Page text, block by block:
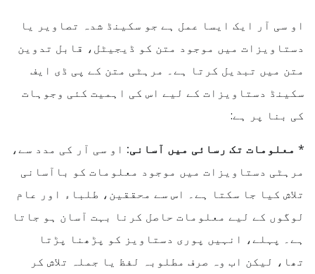
او سی آر ایک ایسا عمل ہے جو سکینڈ شدہ تصاویر یا
دستاویزات میں موجود متن کو ڈیجیٹل، قابل تدوین
متن میں تبدیل کرتا ہے۔ مرہٹی متن کے پی ڈی ایف
سکینڈ دستاویزات کے لیے اس کی اہمیت کئی وجوہات
کی بنا پر ہے:
* معلومات تک رسائی میں آسانی: او سی آر کی مدد سے،
مرہٹی دستاویزات میں موجود معلومات کو باآسانی
تلاش کیا جا سکتا ہے۔ اس سے محققین، طلباء اور عام
لوگوں کے لیے معلومات حاصل کرنا بہت آسان ہو جاتا
ہے۔ پہلے، انہیں پوری دستاویز کو پڑھنا پڑتا
تھا، لیکن اب وہ صرف مطلوبہ لفظ یا جملہ تلاش کر